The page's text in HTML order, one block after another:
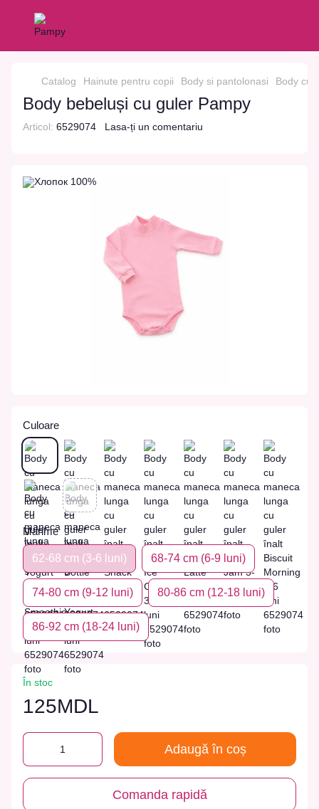
Catalog Hainute pentru copii Body si pantolonasi Body cu
Body bebeluși cu guler Pampy
Articol: 6529074 Lasa-ți un comentariu
Culoare
Marime
62-68 сm (3-6 luni) 68-74 сm (6-9 luni)
74-80 сm (9-12 luni) 80-86 сm (12-18 luni)
86-92 сm (18-24 luni)
În stoc
125MDL
Adaugă în coș
Comanda rapidă